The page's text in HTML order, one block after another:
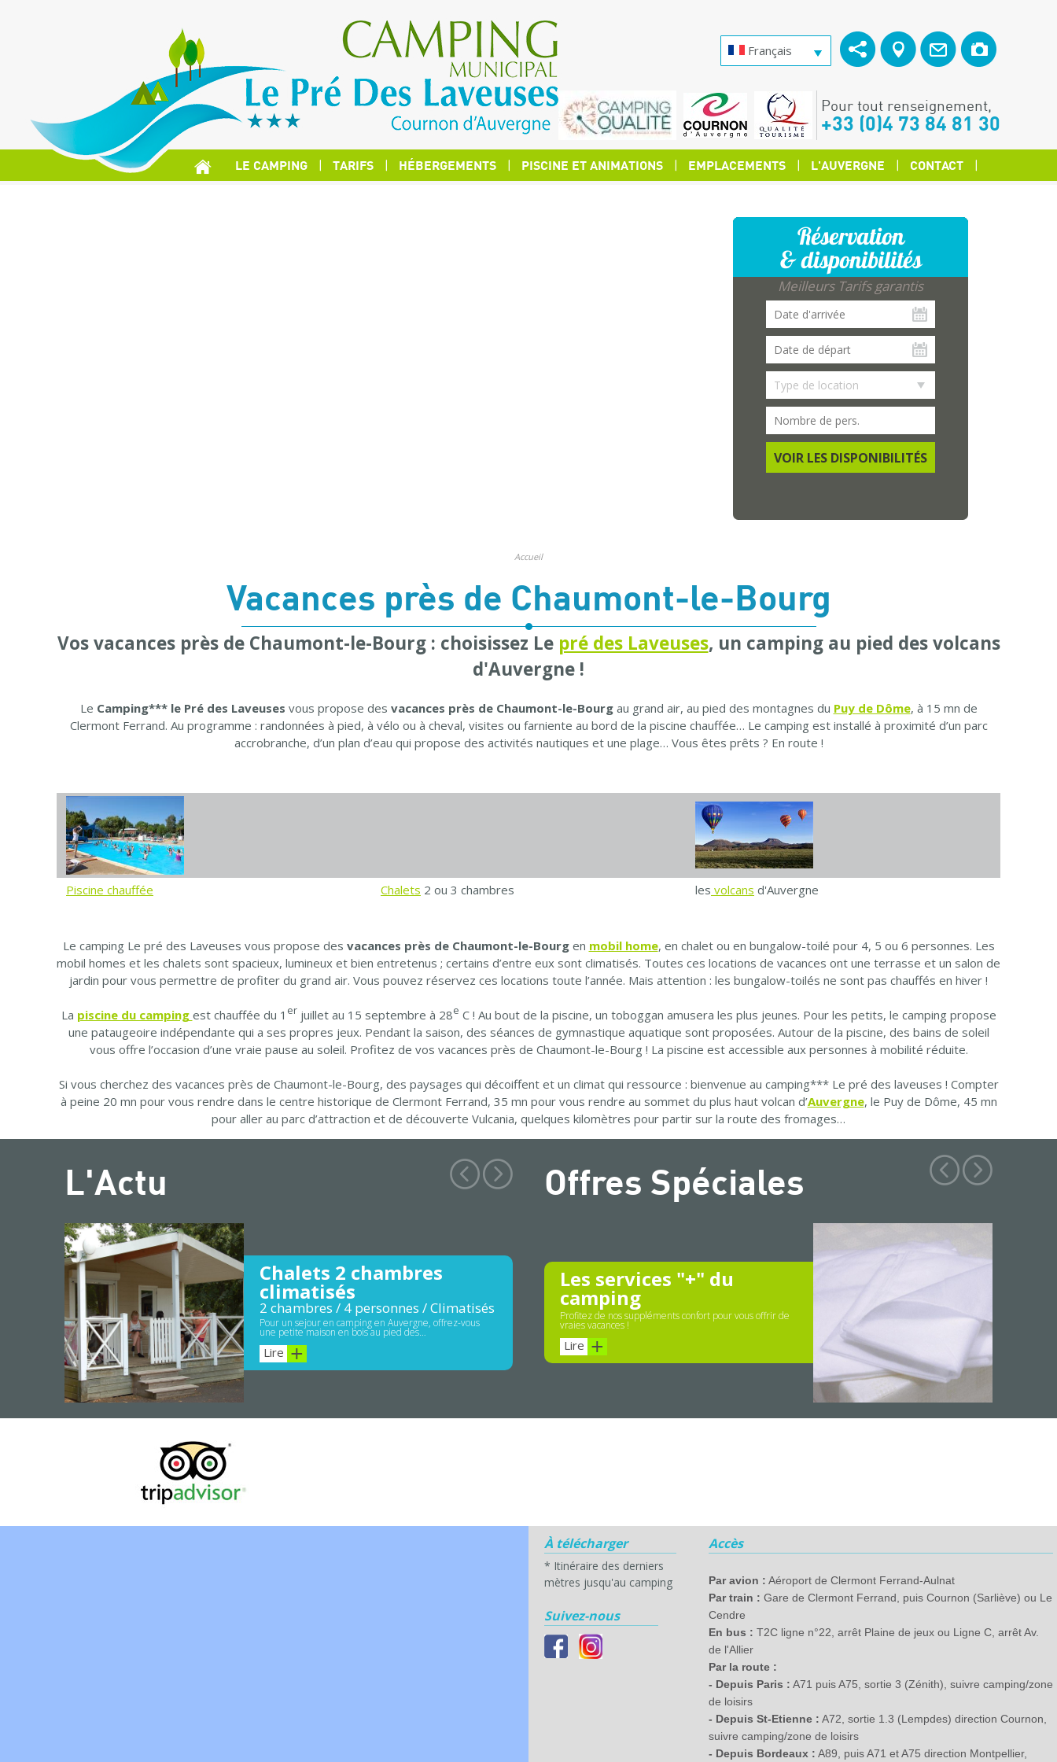
Français
Pour tout renseignement,
+33 (0)4 73 84 81 30
LE CAMPING TARIFS HÉBERGEMENTS PISCINE ET ANIMATIONS EMPLACEMENTS L'AUVERGNE CONTACT
Réservation
& disponibilités
Meilleurs Tarifs garantis
VOIR LES DISPONIBILITÉS
Accueil
Vacances près de Chaumont-le-Bourg
Vos vacances près de Chaumont-le-Bourg : choisissez Le pré des Laveuses, un camping au pied des volcans
d'Auvergne !
Le Camping*** le Pré des Laveuses vous propose des vacances près de Chaumont-le-Bourg au grand air, au pied des montagnes du Puy de Dôme, à 15 mn de
Clermont Ferrand. Au programme : randonnées à pied, à vélo ou à cheval, visites ou farniente au bord de la piscine chauffée… Le camping est installé à proximité d’un parc
accrobranche, d’un plan d’eau qui propose des activités nautiques et une plage… Vous êtes prêts ? En route !
Piscine chauffée Chalets 2 ou 3 chambres les volcans d'Auvergne
Le camping Le pré des Laveuses vous propose des vacances près de Chaumont-le-Bourgen mobil home, en chalet ou en bungalow-toilé pour 4, 5 ou 6 personnes. Les
mobil homes et les chalets sont spacieux, lumineux et bien entretenus ; certains d’entre eux sont climatisés. Toutes ces locations de vacances ont une terrasse et un salon de
jardin pour vous permettre de profiter du grand air. Vous pouvez réservez ces locations toute l’année. Mais attention : les bungalow-toilés ne sont pas chauffés en hiver !
La piscine du camping est chauffée du 1 erjuillet au 15 septembre à 28e C ! Au bout de la piscine, un toboggan amusera les plus jeunes. Pour les petits, le camping propose
une pataugeoire indépendante qui a ses propres jeux. Pendant la saison, des séances de gymnastique aquatique sont proposées. Autour de la piscine, des bains de soleil
vous offre l’occasion d’une vraie pause au soleil. Profitez de vos vacances près de Chaumont-le-Bourg ! La piscine est accessible aux personnes à mobilité réduite.
Si vous cherchez des vacances près de Chaumont-le-Bourg, des paysages qui décoiffent et un climat qui ressource : bienvenue au camping*** Le pré des laveuses ! Compter
à peine 20 mn pour vous rendre dans le centre historique de Clermont Ferrand, 35 mn pour vous rendre au sommet du plus haut volcan d’Auvergne, le Puy de Dôme, 45 mn
pour aller au parc d’attraction et de découverte Vulcania, quelques kilomètres pour partir sur la route des fromages…
L'Actu
Chalets 2 chambres
climatisés
2 chambres / 4 personnes / Climatisés
Pour un sejour en camping en Auvergne, offrez-vous
une petite maison en bois au pied des…
Lire
Offres Spéciales
Les services "+" du
camping
Profitez de nos suppléments confort pour vous offrir de
vraies vacances !
Lire
À télécharger
* Itinéraire des derniers
mètres jusqu'au camping
Suivez-nous
Accès
Par avion : Aéroport de Clermont Ferrand-Aulnat
Par train : Gare de Clermont Ferrand, puis Cournon (Sarliève) ou Le
Cendre
En bus : T2C ligne n°22, arrêt Plaine de jeux ou Ligne C, arrêt Av.
de l'Allier
Par la route :
- Depuis Paris : A71 puis A75, sortie 3 (Zénith), suivre camping/zone
de loisirs
- Depuis St-Etienne : A72, sortie 1.3 (Lempdes) direction Cournon,
suivre camping/zone de loisirs
- Depuis Bordeaux : A89, puis A71 et A75 direction Montpellier,